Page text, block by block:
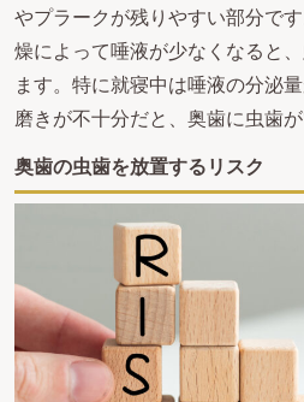
やプラークが残りやすい部分で
燥によって唾液が少なくなると
ます。特に就寝中は唾液の分泌
磨きが不十分だと、奥歯に虫歯
奥歯の虫歯を放置するリスク